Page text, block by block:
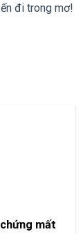
đi trong mơ!
mất